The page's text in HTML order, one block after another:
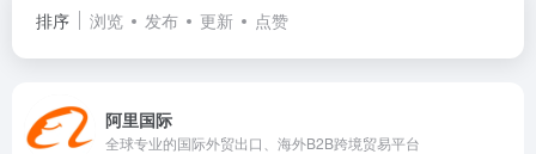
排序 浏览 发布 更新 点赞
阿里国际
全球专业的国际外贸出口、海外B2B跨境贸易平台